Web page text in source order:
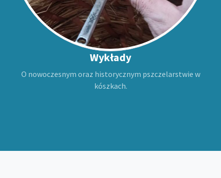
Wykłady
O nowoczesnym oraz historycznym pszczelarstwie w
kószkach.